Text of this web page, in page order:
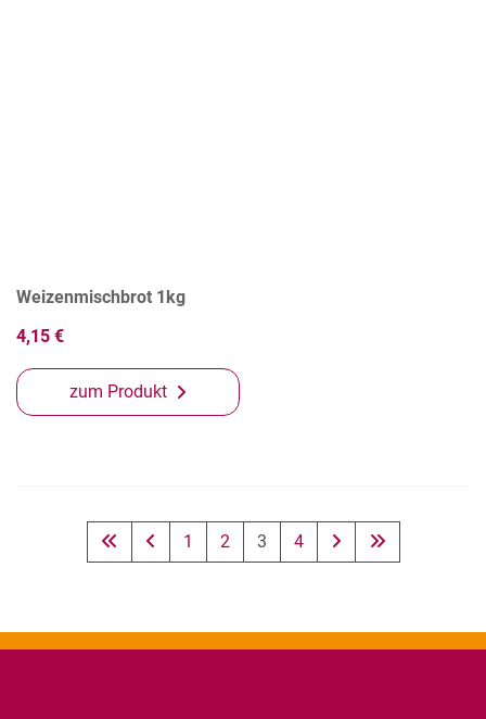
Weizenmischbrot 1kg
4,15 €
zum Produkt
1 2 3 4